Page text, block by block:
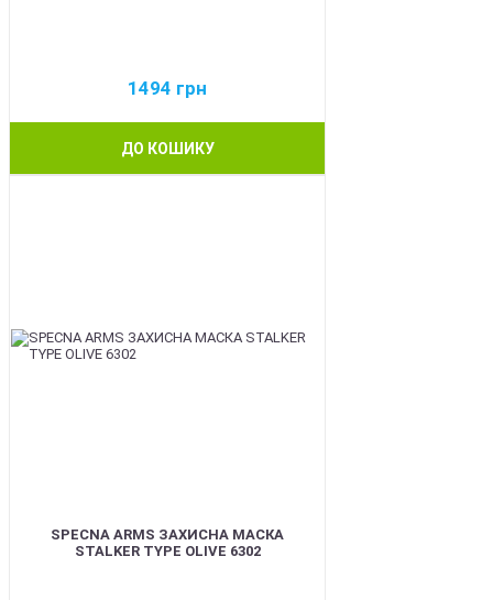
1494 грн
ДО КОШИКУ
SPECNA ARMS ЗАХИСНА МАСКА
STALKER TYPE OLIVE 6302